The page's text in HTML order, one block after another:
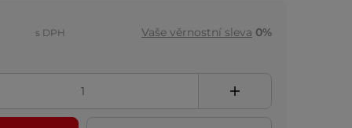
s DPH Vaše věrnostní sleva 0%